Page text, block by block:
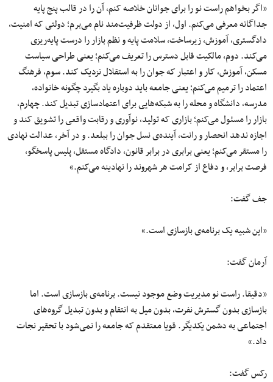
«اگر بخواهم راست نو را برای جوانان خلاصه کنم، آن را در قالب پنج پایه
جداگانه معرفی می‌کنم. اول، از دولت ظرفیت‌مند نام می‌برم؛ دولتی که امنیت،
دادگستری، آموزش، زیرساخت، سلامت پایه و نظم بازار را درست پایه‌ریزی
می‌کند. دوم، مالکیت قابل دسترس را تعریف می‌کنم؛ یعنی طراحی سیاست
مسکن، آموزش، کار و اعتبار که جوان را به استقلال نزدیک کند. سوم، فرهنگ
اعتماد را ترمیم می‌کنم؛ یعنی جامعه باید دوباره یاد بگیرد چگونه خانواده،
مدرسه، دانشگاه و محله را به شبکه‌هایی برای اعتمادسازی تبدیل کند. چهارم،
بازار را مسئول می‌کنم؛ بازاری که تولید، نوآوری و رقابت واقعی را تشویق کند و
اجازه ندهد انحصار و رانت، آینده‌ی نسل جوان را ببلعد. و در آخر، عدالت نهادی
را مستقر می‌کنم؛ یعنی برابری در برابر قانون، دادگاه مستقل، پلیس پاسخگو،
فرصت برابر، و دفاع از کرامت هر شهروند را نهادینه می‌کنم.»
جف گفت:
«این شبیه یک برنامه‌ی بازسازی است.»
آرمان گفت:
«دقیقا. راست نو مدیریت وضع موجود نیست. برنامه‌ی بازسازی است. اما
بازسازی بدون گسترش نفرت، بدون میل به انتقام و بدون تبدیل گروه‌های
اجتماعی به دشمن یکدیگر. قویا معتقدم که جامعه را نمی‌شود با تحقیر نجات
داد.»
رکس گفت: